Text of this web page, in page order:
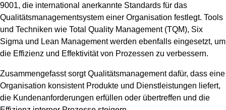
9001, die international anerkannte Standards für das
Qualitätsmanagementsystem einer Organisation festlegt. Tools
und Techniken wie Total Quality Management (TQM), Six
Sigma und Lean Management werden ebenfalls eingesetzt, um
die Effizienz und Effektivität von Prozessen zu verbessern.
Zusammengefasst sorgt Qualitätsmanagement dafür, dass eine
Organisation konsistent Produkte und Dienstleistungen liefert,
die Kundenanforderungen erfüllen oder übertreffen und die